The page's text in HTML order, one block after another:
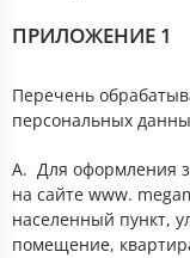
ПРИЛОЖЕНИЕ 1
Перечень
персональных
А. Для оформления
на сайте www.
населенный пункт,
помещение,